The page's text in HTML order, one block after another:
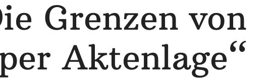
Grenzen von
Aktenlage“